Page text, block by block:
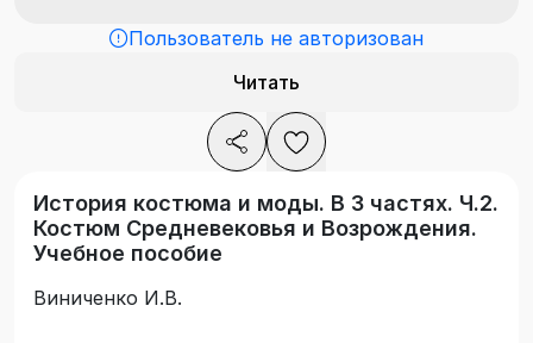
Пользователь не авторизован
Читать
История костюма и моды. В 3 частях. Ч.2.
Костюм Средневековья и Возрождения.
Учебное пособие
Виниченко И.В.